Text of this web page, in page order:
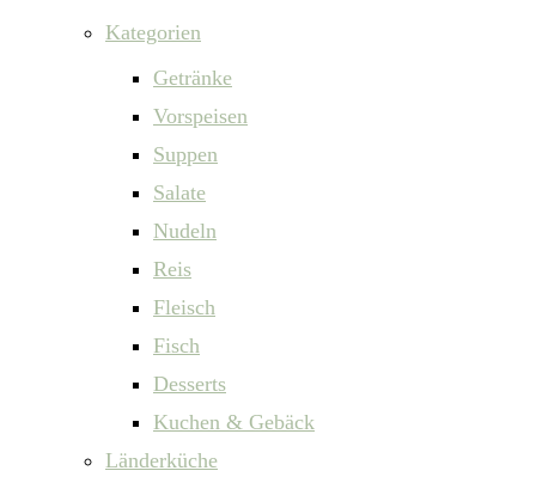
Kategorien
Getränke
Vorspeisen
Suppen
Salate
Nudeln
Reis
Fleisch
Fisch
Desserts
Kuchen & Gebäck
Länderküche